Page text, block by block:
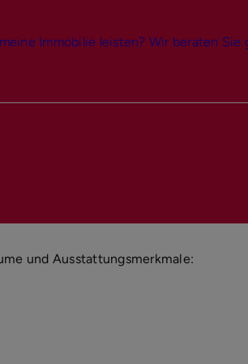
Immobilie leisten? Wir beraten Sie
und Ausstattungsmerkmale: